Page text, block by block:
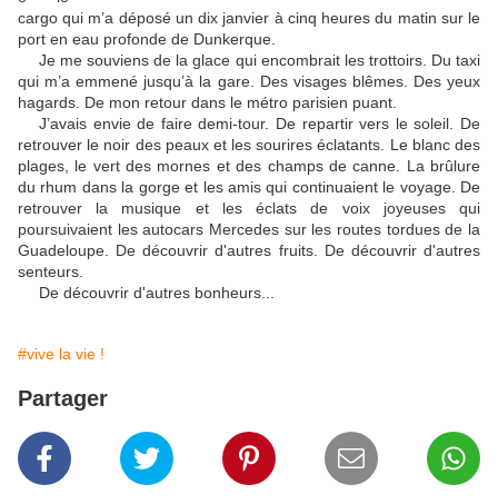
cargo qui m’a déposé un dix janvier à cinq heures du matin sur le
port en eau profonde de Dunkerque.
Je me souviens de la glace qui encombrait les trottoirs. Du taxi
qui m’a emmené jusqu’à la gare. Des visages blêmes. Des yeux
hagards. De mon retour dans le métro parisien puant.
J’avais envie de faire demi-tour. De repartir vers le soleil. De
retrouver le noir des peaux et les sourires éclatants. Le blanc des
plages, le vert des mornes et des champs de canne. La brûlure
du rhum dans la gorge et les amis qui continuaient le voyage. De
retrouver la musique et les éclats de voix joyeuses qui
poursuivaient les autocars Mercedes sur les routes tordues de la
Guadeloupe. De découvrir d'autres fruits. De découvrir d'autres
senteurs.
De découvrir d'autres bonheurs...
#vive la vie !
Partager